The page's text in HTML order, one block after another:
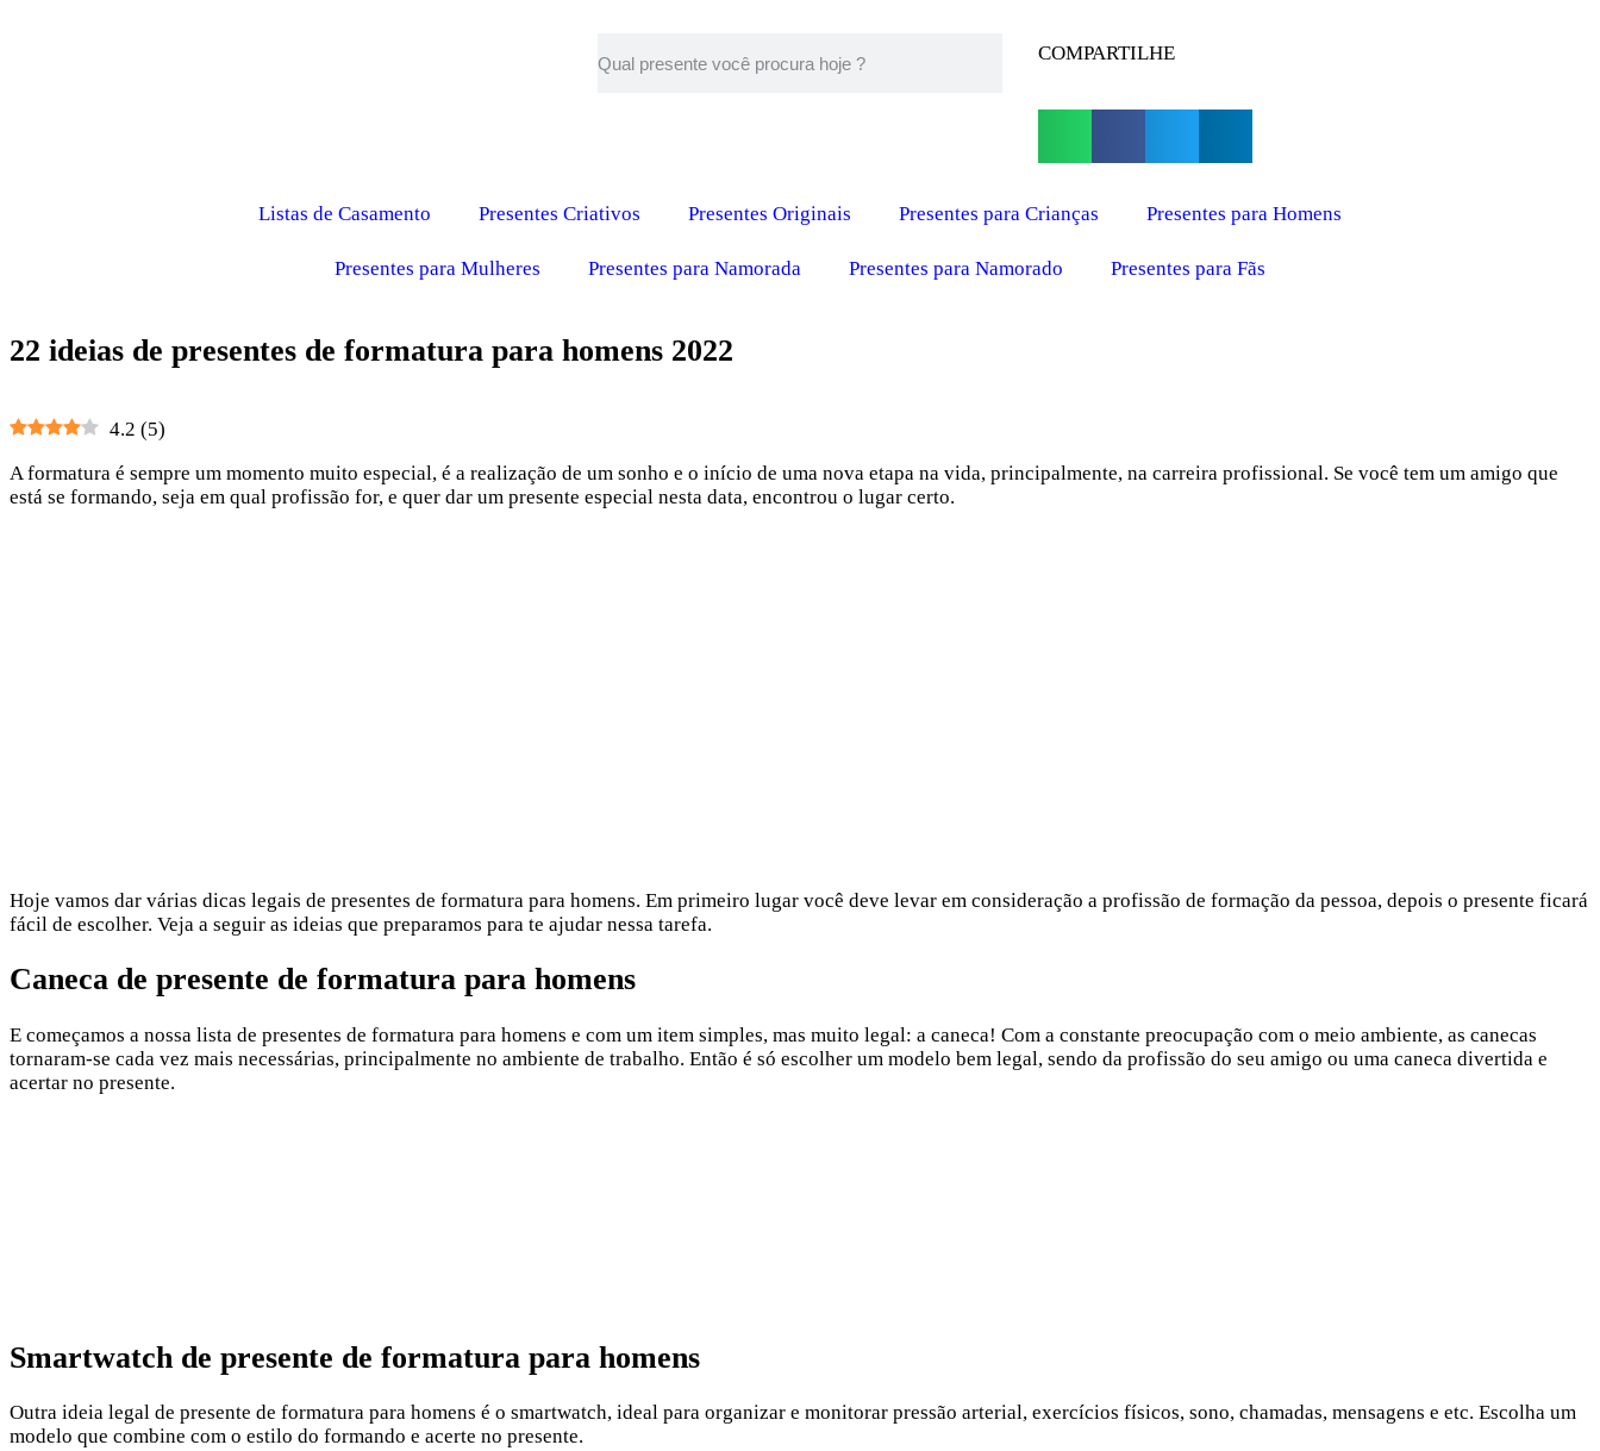
COMPARTILHE
Listas de Casamento Presentes Criativos Presentes Originais Presentes para Crianças Presentes para Homens
Presentes para Mulheres Presentes para Namorada Presentes para Namorado Presentes para Fãs
22 ideias de presentes de formatura para homens 2022
4.2 (5)
A formatura é sempre um momento muito especial, é a realização de um sonho e o início de uma nova etapa na vida, principalmente, na carreira profissional. Se você tem um amigo que
está se formando, seja em qual profissão for, e quer dar um presente especial nesta data, encontrou o lugar certo.
Hoje vamos dar várias dicas legais de presentes de formatura para homens. Em primeiro lugar você deve levar em consideração a profissão de formação da pessoa, depois o presente ficará
fácil de escolher. Veja a seguir as ideias que preparamos para te ajudar nessa tarefa.
Caneca de presente de formatura para homens
E começamos a nossa lista de presentes de formatura para homens e com um item simples, mas muito legal: a caneca! Com a constante preocupação com o meio ambiente, as canecas
tornaram-se cada vez mais necessárias, principalmente no ambiente de trabalho. Então é só escolher um modelo bem legal, sendo da profissão do seu amigo ou uma caneca divertida e
acertar no presente.
Smartwatch de presente de formatura para homens
Outra ideia legal de presente de formatura para homens é o smartwatch, ideal para organizar e monitorar pressão arterial, exercícios físicos, sono, chamadas, mensagens e etc. Escolha um
modelo que combine com o estilo do formando e acerte no presente.